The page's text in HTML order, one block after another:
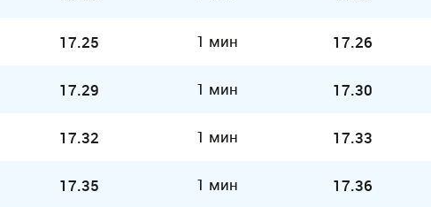
17.25 1 мин 17.26
17.29 1 мин 17.30
17.32 1 мин 17.33
17.35 1 мин 17.36